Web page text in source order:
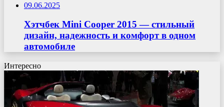
09.06.2025
Хэтчбек Mini Cooper 2015 — стильный
дизайн, надежность и комфорт в одном
автомобиле
Интересно